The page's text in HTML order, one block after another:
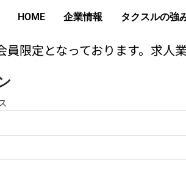
HOME 企業情報 タクスルの強
員限定となっております。求